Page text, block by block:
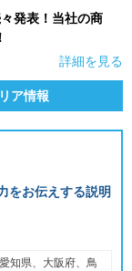
発表！当社の商
詳細を見る
ア情報
をお伝えする説明
知県、大阪府、鳥